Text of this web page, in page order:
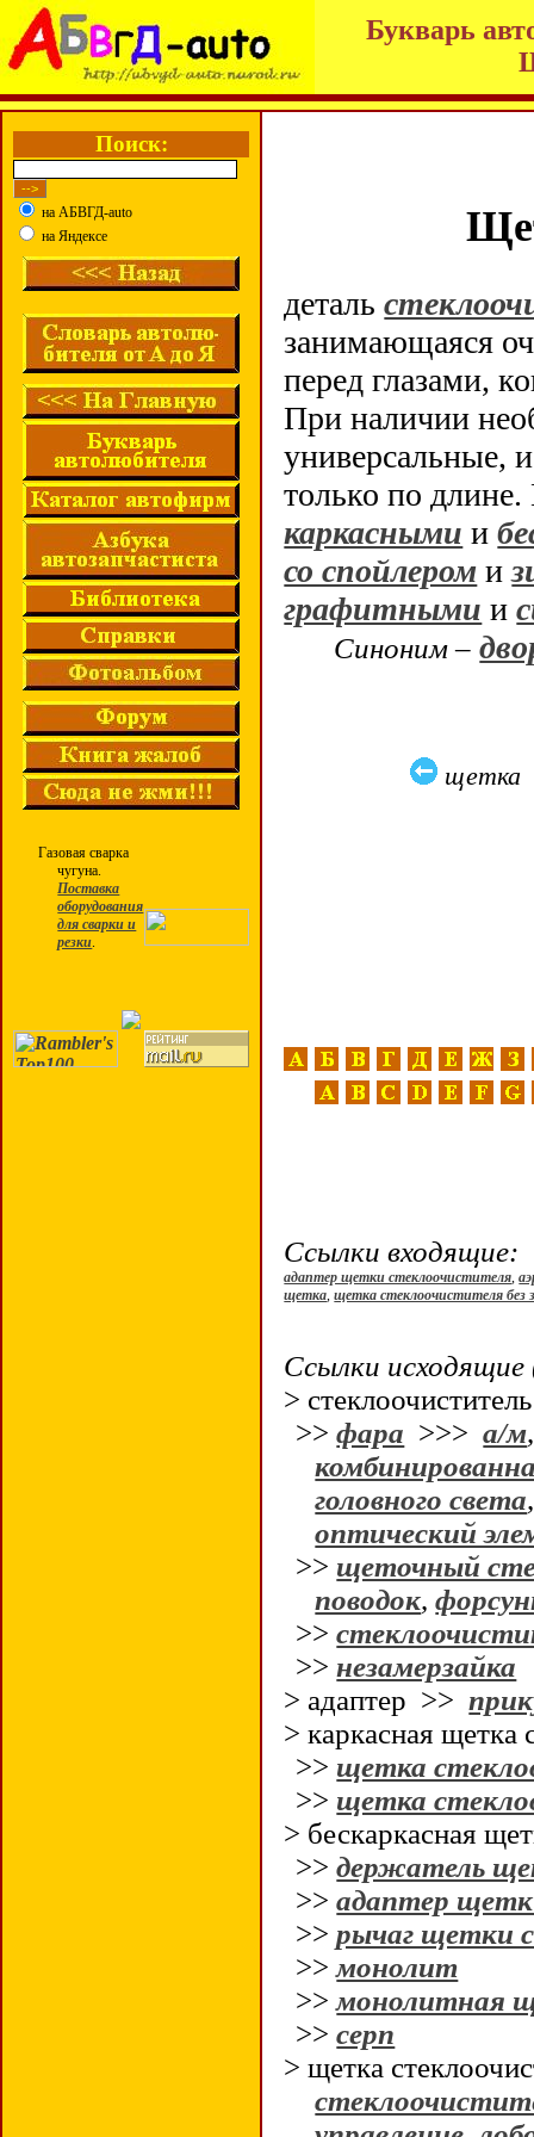
Букварь
Поиск:
на АБВГД-auto
на Яндексе
Газовая сварка
чугуна.
Поставка
оборудования
для сварки и
резки.
деталь
занимающаяся
перед глазами,
При наличии
универсальные,
только по
каркасными и
со спойлером и
графитными и
Синоним –
щетка
Ссылки входящие:
адаптер щетки стеклоочистителя,
щетка,щетка стеклоочистителя без
Ссылки исходящие
> стеклоочиститель
>>фара >>>а/м
головного света
оптический
>> щеточный
поводок,
>>
>> незамерзайка
> адаптер >>
> каркасная щетка
>> щетка
>> щетка
> бескаркасная
>>держатель
>>адаптер
>>рычаг щетки
>>монолит
>>монолитная
>>серп
> щетка